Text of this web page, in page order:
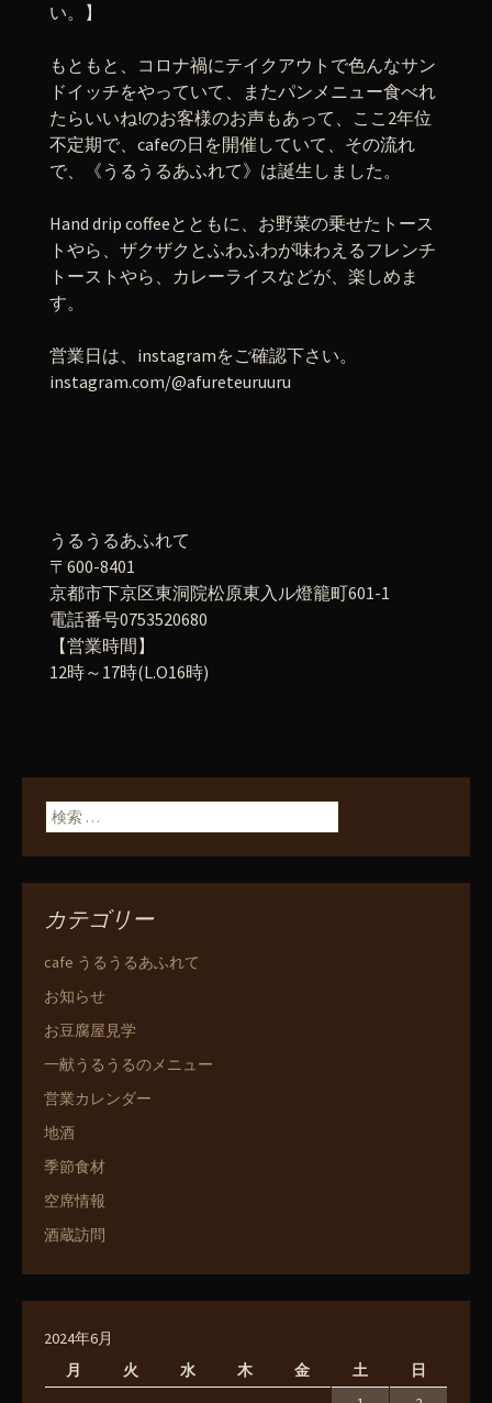
い。】
もともと、コロナ禍にテイクアウトで色んなサン
ドイッチをやっていて、またパンメニュー食べれ
たらいいね!のお客様のお声もあって、ここ2年位
不定期で、cafeの日を開催していて、その流れ
で、《うるうるあふれて》は誕生しました。
Hand drip coffeeとともに、お野菜の乗せたトース
トやら、ザクザクとふわふわが味わえるフレンチ
トーストやら、カレーライスなどが、楽しめま
す。
営業日は、instagramをご確認下さい。
instagram.com/@afureteuruuru
うるうるあふれて
〒600-8401
京都市下京区東洞院松原東入ル燈籠町601-1
電話番号0753520680
【営業時間】
12時～17時(L.O16時)
検索:
カテゴリー
cafe うるうるあふれて
お知らせ
お豆腐屋見学
一献うるうるのメニュー
営業カレンダー
地酒
季節食材
空席情報
酒蔵訪問
2024年6月
月
火 水 木 金 土 日